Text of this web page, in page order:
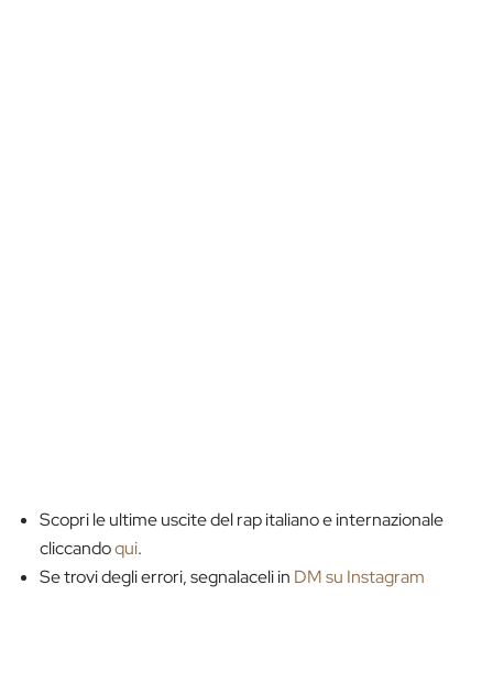
Scopri le ultime uscite del rap italiano e internazionale
cliccandoqui.
Se trovi degli errori, segnalaceli in DM su Instagram